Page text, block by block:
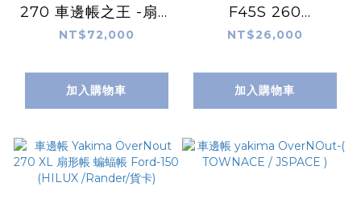
270 車邊帳之王 -扇形
帳 蝙蝠帳 貨卡
NT$72,000
加入購物車
F45S 260
BERLINGO 布丁狗
車宿)
NT$26,000
加入購物車